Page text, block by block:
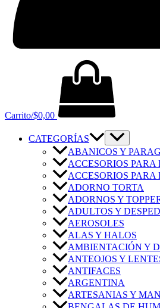
Carrito/$0,00
CATEGORÍAS
ABANICOS Y
ACCESORIOS
ACCESORIOS PARA
ADORNO TORTA
ADORNOS Y
ADULTOS Y
AEROSOLES
ALAS Y HALOS
AMBIENTACIÓN Y
ANTEOJOS Y
ANTIFACES
ARGENTINA
ARTESANIAS Y